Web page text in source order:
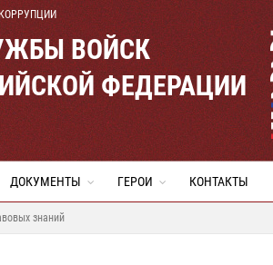
ВОЙСК
ФЕДЕРАЦИИ
ДОКУМЕНТЫ ГЕРОИ КОНТАКТЫ
знаний